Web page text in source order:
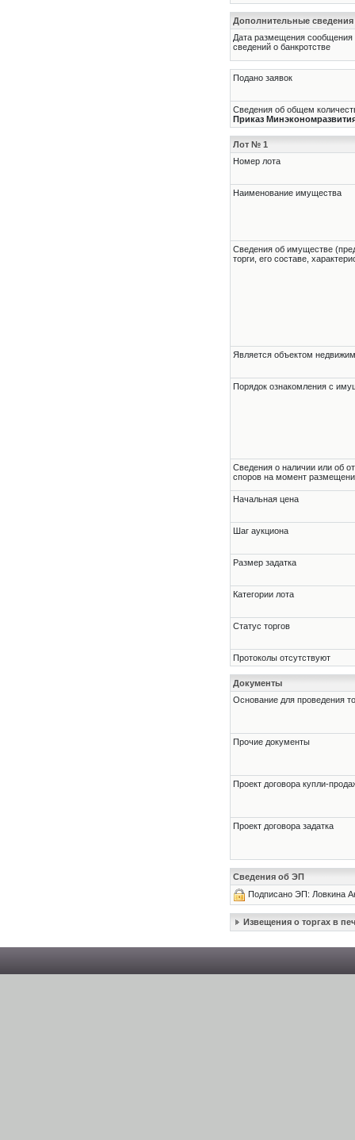
Дополнительные сведения
Дата размещения
сведений о банкротстве
Подано заявок
Сведения об общем
Приказ
Лот № 1
Номер лота
Наименование имущества
Cведения об имуществе
торги, его составе,
Является объектом
Порядок ознакомления с
Cведения о наличии или об
споров на момент
Начальная цена
Шаг аукциона
Размер задатка
Категории лота
Статус торгов
Протоколы отсутствуют
Документы
Основание для проведения
Прочие документы
Проект договора купли-
Проект договора задатка
Сведения об ЭП
Подписано ЭП: Ловкина
Извещения о торгах в